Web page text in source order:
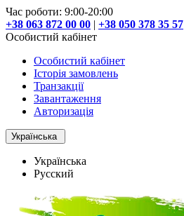
Час роботи: 9:00-20:00
+38 063 872 00 00 | +38 050 378 35 57
Особистий кабінет
Особистий кабінет
Історія замовлень
Транзакції
Завантаження
Авторизація
Українська
Українська
Русский